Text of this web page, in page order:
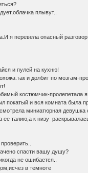
плывут..
я перевела опасный
и пулей на кухню!
и долбит по мозгам-
костюмчик-пролепетала
и вся комната была
миниатюрная
ее талию,а к низу
спасти вашу душу?
не ошибается..
в темноте